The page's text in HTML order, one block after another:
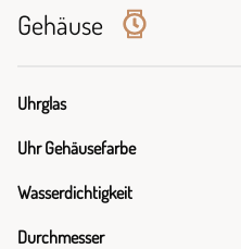
Gehäuse
Uhrglas
Uhr Gehäusefarbe
Wasserdichtigkeit
Durchmesser